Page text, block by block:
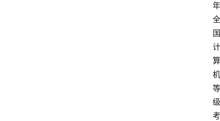
年
全
国
计
算
机
等
级
考